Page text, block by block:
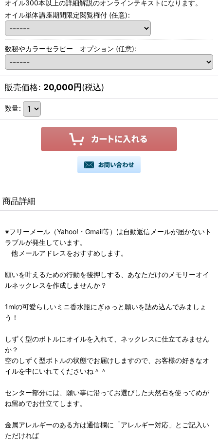
オイル300本以上の詳細解説のオンラインテキストになります。
オイル単体講座期間限定閲覧権付 (任意):
数秘やカラーセラピー オプション (任意):
販売価格: 20,000円(税込)
数量:
商品詳細
※フリーメール（Yahoo!・Gmail等）は自動返信メールが届かないト
ラブルが発生しています。
他メールアドレスをおすすめします。
願いを叶えるための行動を後押しする、あなただけのメモリーオイ
ルネックレスを作成しませんか？
1mlの可愛らしいミニ香水瓶にぎゅっと願いを詰め込んでみましょ
う！
しずく型のボトルにオイルを入れて、ネックレスに仕立てみません
か？
空のしずく型ボトルの状態でお届けしますので、お客様の好きなオ
イルを中にいれてくださいね＾＾
センター部分には、願い事に沿ってお選びした天然石を使ってめが
ね留めでお仕立てします。
金属アレルギーのある方は通信欄に「アレルギー対応」とご記入い
ただければ